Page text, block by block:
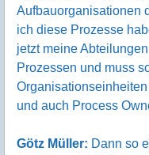
Aufbauorganisationen
ich diese Prozesse
jetzt meine
Prozessen und muss
und auch Process
Götz Müller: Dann so